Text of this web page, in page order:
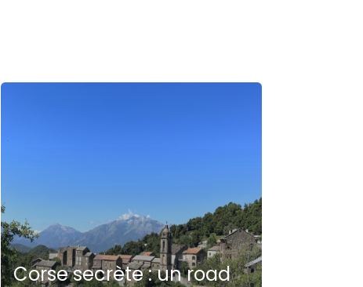
Corse secrète : un road